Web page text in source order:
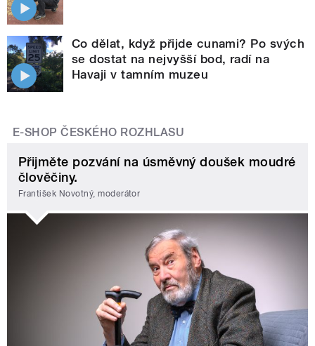
Co dělat, když přijde cunami? Po svých
se dostat na nejvyšší bod, radí na
Havaji v tamním muzeu
E-SHOP ČESKÉHO ROZHLASU
Přijměte pozvání na úsměvný doušek moudré
člověčiny.
František Novotný, moderátor